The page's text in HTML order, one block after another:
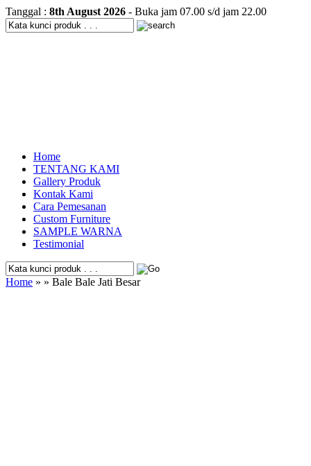
Tanggal : 8th August 2026 - Buka jam 07.00 s/d jam 22.00
Home
TENTANG KAMI
Gallery Produk
Kontak Kami
Cara Pemesanan
Custom Furniture
SAMPLE WARNA
Testimonial
Home » » Bale Bale Jati Besar